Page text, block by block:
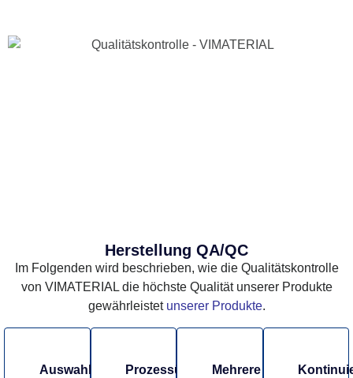
Herstellung QA/QC
Im Folgenden wird beschrieben, wie die Qualitätskontrolle
von VIMATERIAL die höchste Qualität unserer Produkte
gewährleistet unserer Produkte.
Auswahl
Prozessüberwachung
Mehrere